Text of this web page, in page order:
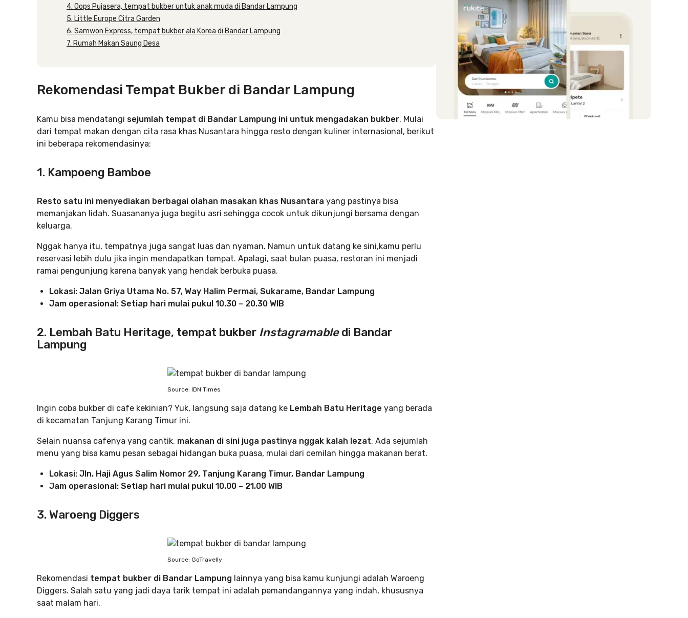
4. Oops Pujasera, tempat bukber untuk anak muda di Bandar Lampung
5. Little Europe Citra Garden
6. Samwon Express, tempat bukber ala Korea di Bandar Lampung
7. Rumah Makan Saung Desa
Rekomendasi Tempat Bukber di Bandar Lampung
Kamu bisa mendatangi sejumlah tempat di Bandar Lampung ini untuk mengadakan bukber. Mulai
dari tempat makan dengan cita rasa khas Nusantara hingga resto dengan kuliner internasional, berikut
ini beberapa rekomendasinya:
1. Kampoeng Bamboe
Resto satu ini menyediakan berbagai olahan masakan khas Nusantara yang pastinya bisa
memanjakan lidah. Suasananya juga begitu asri sehingga cocok untuk dikunjungi bersama dengan
keluarga.
Nggak hanya itu, tempatnya juga sangat luas dan nyaman. Namun untuk datang ke sini,kamu perlu
reservasi lebih dulu jika ingin mendapatkan tempat. Apalagi, saat bulan puasa, restoran ini menjadi
ramai pengunjung karena banyak yang hendak berbuka puasa.
Lokasi: Jalan Griya Utama No. 57, Way Halim Permai, Sukarame, Bandar Lampung
Jam operasional: Setiap hari mulai pukul 10.30 – 20.30 WIB
2. Lembah Batu Heritage, tempat bukber Instagramabledi Bandar
Lampung
Source: IDN Times
Ingin coba bukber di cafe kekinian? Yuk, langsung saja datang ke Lembah Batu Heritage yang berada
di kecamatan Tanjung Karang Timur ini.
Selain nuansa cafenya yang cantik, makanan di sini juga pastinya nggak kalah lezat. Ada sejumlah
menu yang bisa kamu pesan sebagai hidangan buka puasa, mulai dari cemilan hingga makanan berat.
Lokasi: Jln. Haji Agus Salim Nomor 29, Tanjung Karang Timur, Bandar Lampung
Jam operasional: Setiap hari mulai pukul 10.00 – 21.00 WIB
3. Waroeng Diggers
Source: GoTravelly
Rekomendasi tempat bukber di Bandar Lampung lainnya yang bisa kamu kunjungi adalah Waroeng
Diggers. Salah satu yang jadi daya tarik tempat ini adalah pemandangannya yang indah, khususnya
saat malam hari.